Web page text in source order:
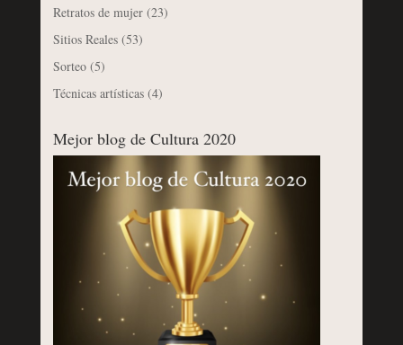
Retratos de mujer(23)
Sitios Reales(53)
Sorteo(5)
Técnicas artísticas(4)
Mejor blog de Cultura 2020